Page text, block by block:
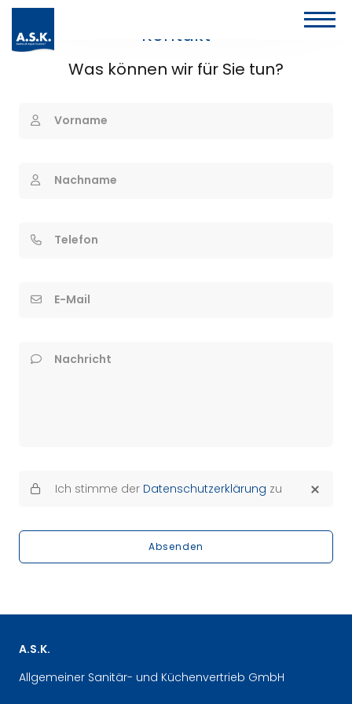
Kontakt
Was können wir für Sie tun?
Vorname
Nachname
Telefon
E-Mail
Nachricht
Ich stimme der Datenschutzerklärung zu
Absenden
A.S.K.
Allgemeiner Sanitär- und Küchenvertrieb GmbH